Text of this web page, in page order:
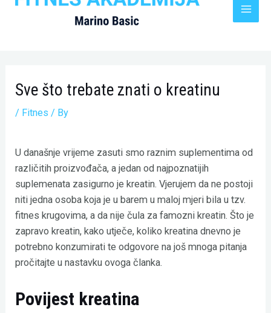
Sve što trebate znati o kreatinu
/ Fitnes / By
U današnje vrijeme zasuti smo raznim suplementima od
različitih proizvođača, a jedan od najpoznatijih
suplemenata zasigurno je kreatin. Vjerujem da ne postoji
niti jedna osoba koja je u barem u maloj mjeri bila u tzv.
fitnes krugovima, a da nije čula za famozni kreatin. Što je
zapravo kreatin, kako utječe, koliko kreatina dnevno je
potrebno konzumirati te odgovore na još mnoga pitanja
pročitajte u nastavku ovoga članka.
Povijest kreatina